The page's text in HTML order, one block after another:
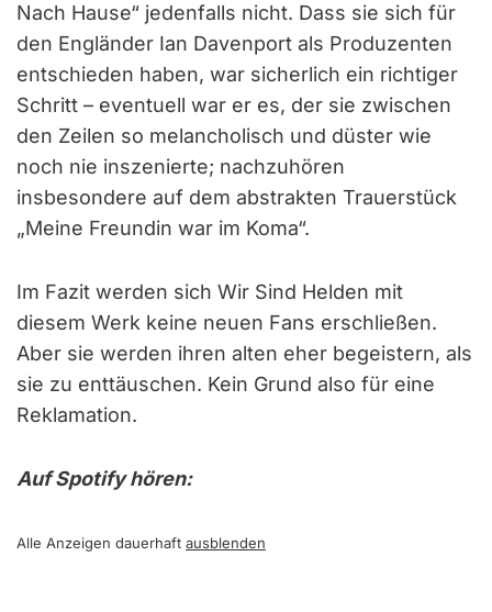
Nach Hause“ jedenfalls nicht. Dass sie sich für
den Engländer Ian Davenport als Produzenten
entschieden haben, war sicherlich ein richtiger
Schritt – eventuell war er es, der sie zwischen
den Zeilen so melancholisch und düster wie
noch nie inszenierte; nachzuhören
insbesondere auf dem abstrakten Trauerstück
„Meine Freundin war im Koma“.
Im Fazit werden sich Wir Sind Helden mit
diesem Werk keine neuen Fans erschließen.
Aber sie werden ihren alten eher begeistern, als
sie zu enttäuschen. Kein Grund also für eine
Reklamation.
Auf Spotify hören:
Alle Anzeigen dauerhaft ausblenden